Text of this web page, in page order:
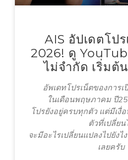
AIS อัปเดตโป
2026! ดู
ไม่จำกัด เริ่มต้
อัพเดทโปรเน็ตของการเ
ในเดือนพฤษภาคม ปี
โปรยังอยู่ครบทุกตัว แต่มีเงื่
ตัวที่เปลี่ยน
จะมีอะไรเปลี่ยนแปลงไปยังไ
เลยครับ